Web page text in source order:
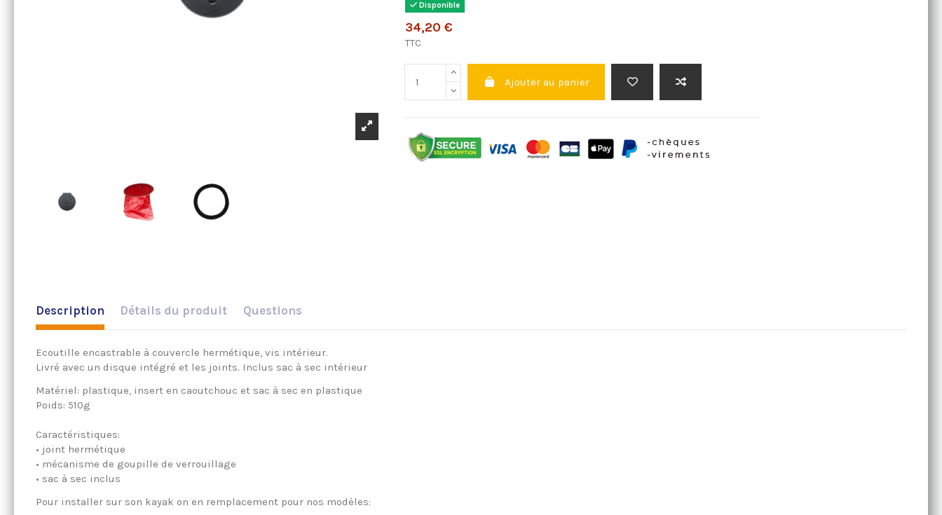
Disponible
34,20 €
TTC
Ajouter au panier
Description Détails du produit Questions
Ecoutille encastrable à couvercle hermétique, vis intérieur.
Livré avec un disque intégré et les joints. Inclus sac à sec intérieur
Matériel: plastique, insert en caoutchouc et sac à sec en plastique
Poids: 510g
Caractéristiques:
• joint hermétique
• mécanisme de goupille de verrouillage
• sac à sec inclus
Pour installer sur son kayak on en remplacement pour nos modèles: